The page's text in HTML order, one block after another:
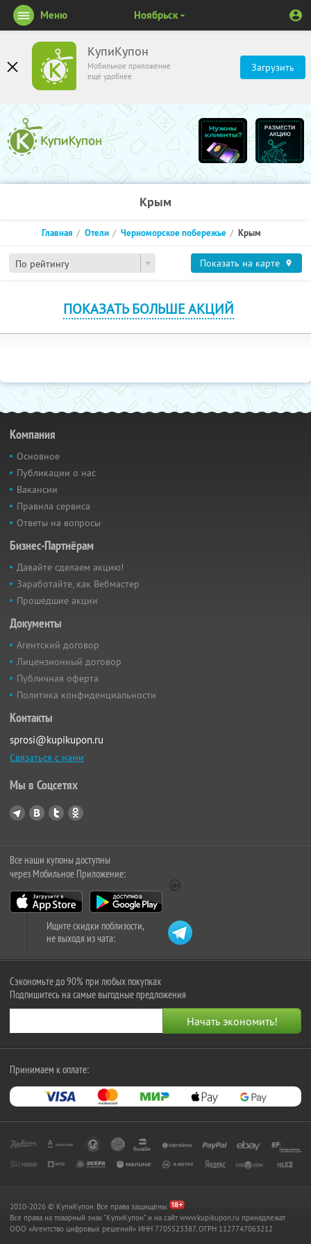
КупиКупон
Мобильное приложение
ещё удобнее
Загрузить
Меню Ноябрьск
Крым
По рейтингу
Главная Отели Черноморское побережье Крым
Показать на карте
ПОКАЗАТЬ БОЛЬШЕ АКЦИЙ
Компания
Основное
Публикации о нас
Вакансии
Правила сервиса
Ответы на вопросы
Бизнес-Партнёрам
Давайте сделаем акцию!
Заработайте, как Вебмастер
Прошедшие акции
Документы
Агентский договор
Лицензионный договор
Публичная оферта
Политика конфиденциальности
Контакты
sprosi@kupikupon.ru
Связаться с нами
Мы в Соцсетях
Все наши купоны доступны
через Мобильное Приложение:
Ищите скидки поблизости,
не выходя из чата:
Сэкономьте до 90% при любых покупках
Подпишитесь на самые выгодные предложения
Принимаем к оплате:
2010-2026 © КупиКупон. Все права защищены.
Все права на товарный знак "КупиКупон" и на сайт www.kupikupon.ru принадлежат
OOO «Агентство цифровых решений» ИНН 7705523387, ОГРН 1127747063212